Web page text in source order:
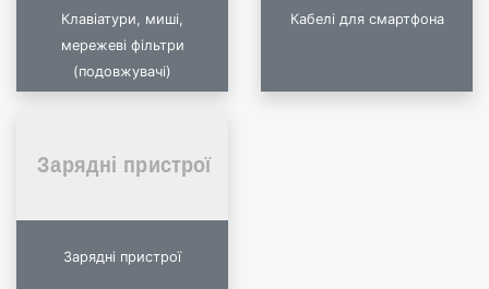
Клавіатури, миші,
мережеві фільтри
(подовжувачі)
Кабелі для смартфона
Зарядні пристрої